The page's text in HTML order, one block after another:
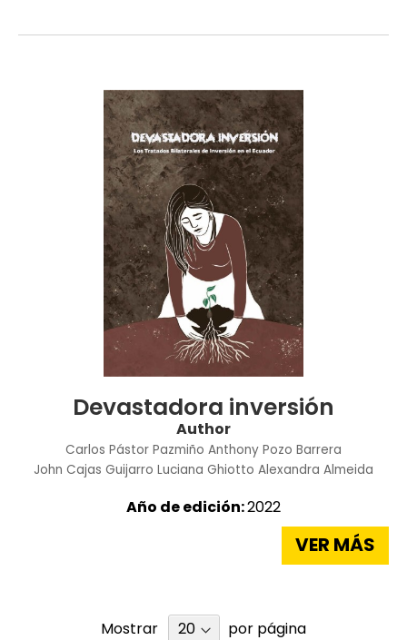
Devastadora inversión
Author
Carlos Pástor Pazmiño Anthony Pozo Barrera
John Cajas Guijarro Luciana Ghiotto Alexandra Almeida
Año de edición:2022
VER MÁS
Mostrar por página